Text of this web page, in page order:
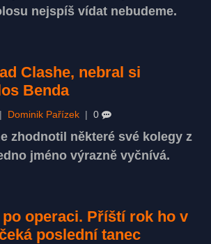
nejspíš vídat nebudeme.
Clashe, nebral si
Benda
Dominik Pařízek 0
zhodnotil některé své kolegy z
jméno výrazně vyčnívá.
operaci. Příští rok ho v
poslední tanec